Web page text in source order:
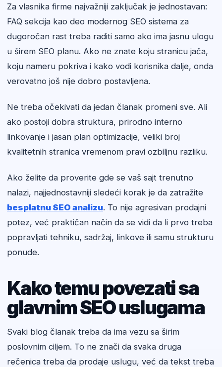
Za vlasnika firme najvažniji zaključak je jednostavan:
FAQ sekcija kao deo modernog SEO sistema za
dugoročan rast treba raditi samo ako ima jasnu ulogu
u širem SEO planu. Ako ne znate koju stranicu jača,
koju nameru pokriva i kako vodi korisnika dalje, onda
verovatno još nije dobro postavljena.
Ne treba očekivati da jedan članak promeni sve. Ali
ako postoji dobra struktura, prirodno interno
linkovanje i jasan plan optimizacije, veliki broj
kvalitetnih stranica vremenom pravi ozbiljnu razliku.
Ako želite da proverite gde se vaš sajt trenutno
nalazi, najjednostavniji sledeći korak je da zatražite
besplatnu SEO analizu. To nije agresivan prodajni
potez, već praktičan način da se vidi da li prvo treba
popravljati tehniku, sadržaj, linkove ili samu strukturu
ponude.
Kako temu povezati sa
glavnim SEO uslugama
Svaki blog članak treba da ima vezu sa širim
poslovnim ciljem. To ne znači da svaka druga
rečenica treba da prodaje uslugu, već da tekst treba